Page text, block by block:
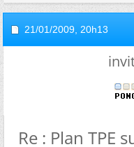
21/01/2009, 20h13
Re : Plan TPE